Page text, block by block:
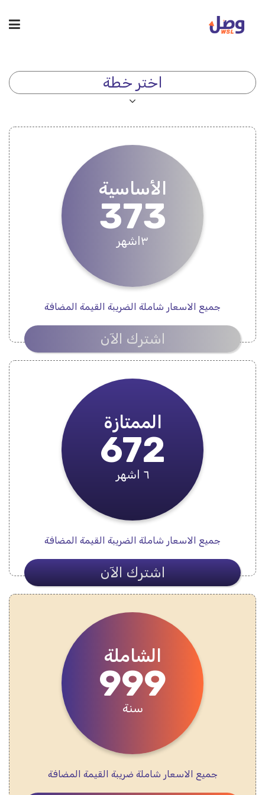
اختر خطة
الأساسية
373
٣اشهر
جميع الاسعار شاملة الضريبة القيمة المضافة
اشترك الآن
الممتازة
672
٦ اشهر
جميع الاسعار شاملة الضريبة القيمة المضافة
اشترك الآن
الشاملة
999
سنة
جميع الاسعار شاملة ضريبة القيمة المضافة